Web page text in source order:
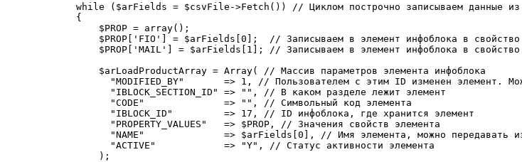
while ($arFields = $csvFile->Fetch()) // Циклом построчно записываем данные из
{
$PROP = array();
$PROP['FIO'] = $arFields[0];  // Записываем в элемент инфоблока в свойство
$PROP['MAIL'] = $arFields[1]; // Записываем в элемент инфоблока в свойство
$arLoadProductArray = Array( // Массив параметров элемента инфоблока
"MODIFIED_BY"       => 1, // Пользователем с этим ID изменен элемент.
"IBLOCK_SECTION_ID" => "", // В каком разделе лежит элемент
"CODE"              => "", // Символьный код элемента
"IBLOCK_ID"         => 17, // ID инфоблока, где хранится элемент
"PROPERTY_VALUES"   => $PROP, // Значения свойств элемента
"NAME"              => $arFields[0], // Имя элемента, можно передавать из
"ACTIVE"            => "Y", // Статус активности элемента
);